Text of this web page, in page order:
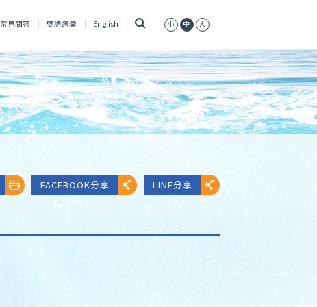
常見問答 雙語詞彙 English 小 中 大
FACEBOOK分享 LINE分享